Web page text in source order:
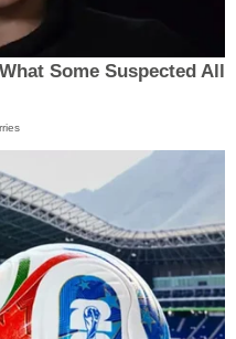
Some Suspected All